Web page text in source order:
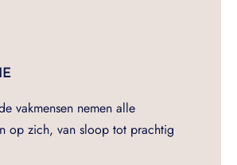
vakmensen nemen alle
op zich, van sloop tot prachtig